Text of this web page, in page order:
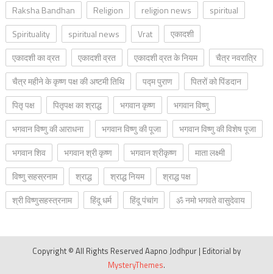
Raksha Bandhan
Religion religion news
spiritual
Spirituality
spiritual news Vrat
एकादशी
एकादशी का व्रत
एकादशी व्रत एकादशी व्रत के नियम
चैत्र नवरात्रि
चैत्र महीने के कृष्ण पक्ष की अष्टमी तिथि
पद्म पुराण
पितरों को पिंडदान
पितृ पक्ष
पितृपक्ष का श्राद्ध भगवान कृष्ण
भगवान विष्णु
भगवान विष्णु की आराधना
भगवान विष्णु की पूजा
भगवान विष्णु की विशेष पूजा
भगवान शिव
भगवान श्री कृष्ण भगवान श्रीकृष्ण
माता लक्ष्मी
विष्णु सहस्रनाम
श्राद्ध श्राद्ध नियम
श्राद्ध पक्ष
श्री विष्णुसहस्त्रनाम
हिंदू धर्म हिंदू पंचांग ॐ नमो भगवते वासुदेवाय
Copyright © All Rights Reserved Aapno Jodhpur | Editorial by
MysteryThemes.